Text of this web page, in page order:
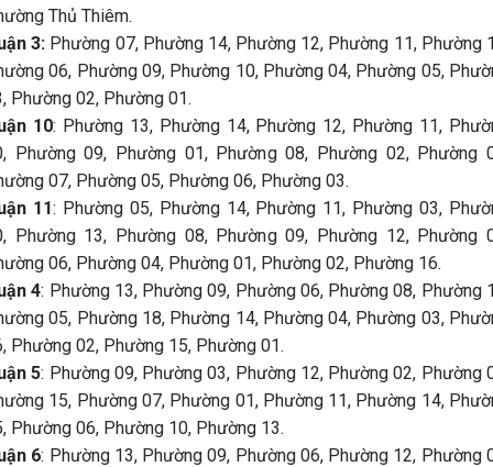
Thủ Thiêm.
3: Phường 07, Phường 14, Phường 12, Phường 11, Phường
06, Phường 09, Phường 10, Phường 04, Phường 05,
Phường 02, Phường 01.
10: Phường 13, Phường 14, Phường 12, Phường 11,
Phường 09, Phường 01, Phường 08, Phường 02, Phường
07, Phường 05, Phường 06, Phường 03.
11: Phường 05, Phường 14, Phường 11, Phường 03,
Phường 13, Phường 08, Phường 09, Phường 12, Phường
06, Phường 04, Phường 01, Phường 02, Phường 16.
4: Phường 13, Phường 09, Phường 06, Phường 08, Phường
05, Phường 18, Phường 14, Phường 04, Phường 03,
Phường 02, Phường 15, Phường 01.
5: Phường 09, Phường 03, Phường 12, Phường 02, Phường
15, Phường 07, Phường 01, Phường 11, Phường 14,
Phường 06, Phường 10, Phường 13.
6: Phường 13, Phường 09, Phường 06, Phường 12, Phường